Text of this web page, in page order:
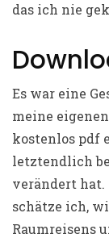
das ich nie
Es war eine
meine
kostenlos pdf
letztendlich
verändert hat.
schätze ich,
Raumreisens